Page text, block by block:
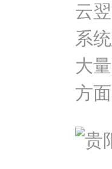
云
系
大
方